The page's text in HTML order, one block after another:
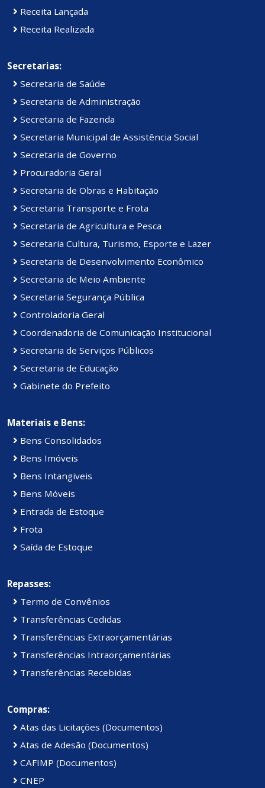
Receita Lançada
Receita Realizada
Secretarias:
Secretaria de Saúde
Secretaria de Administração
Secretaria de Fazenda
Secretaria Municipal de Assistência Social
Secretaria de Governo
Procuradoria Geral
Secretaria de Obras e Habitação
Secretaria Transporte e Frota
Secretaria de Agricultura e Pesca
Secretaria Cultura, Turismo, Esporte e Lazer
Secretaria de Desenvolvimento Econômico
Secretaria de Meio Ambiente
Secretaria Segurança Pública
Controladoria Geral
Coordenadoria de Comunicação Institucional
Secretaria de Serviços Públicos
Secretaria de Educação
Gabinete do Prefeito
Materiais e Bens:
Bens Consolidados
Bens Imóveis
Bens Intangiveis
Bens Móveis
Entrada de Estoque
Frota
Saída de Estoque
Repasses:
Termo de Convênios
Transferências Cedidas
Transferências Extraorçamentárias
Transferências Intraorçamentárias
Transferências Recebidas
Compras:
Atas das Licitações (Documentos)
Atas de Adesão (Documentos)
CAFIMP (Documentos)
CNEP